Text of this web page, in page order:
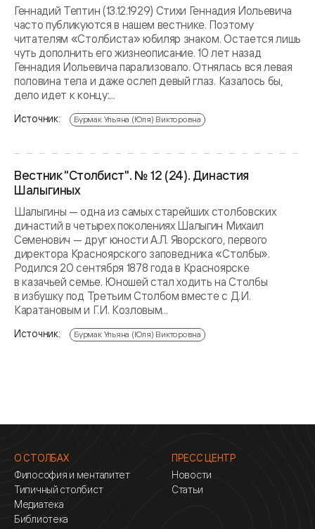
Геннадий Тептин (13.12.1929) Стихи Геннадия Иольевича
часто публикуются в нашем вестнике. Поэтому
читателям «Столбиста» юбиляр знаком. Остается лишь
чуть дополнить его жизнеописание. 10 лет назад
Геннадия Иольевича парализовало. Отнялась вся левая
половина тела и даже ослеп девый глаз. Казалось бы,
дело идет к концу:...
Источник: Бурмак Ульяна (Юля) Викторовна
Вестник "Столбист". № 12 (24). Династия
Шалыгиных
Шалыгины — одна из самых старейших столбовских
династий в четырех поколениях Шалыгин Михаил
Семенович — друг юности А.Л. Яворского, первого
директора Красноярского заповедника «Столбы».
Родился 20 сентября 1878 года в Красноярске
в казачьей семье. Юношей стал ходить на Столбы
в избушку под Третьим Столбом вместе с Д.И.
Каратановым и Г.И. Козловым...
Источник: Бурмак Ульяна (Юля) Викторовна
О СТОЛБАХ
Философия и менталитет
Типичный столбист
Медиатека
Библиотека
ПРЕСС ЦЕНТР
Новости
Статьи